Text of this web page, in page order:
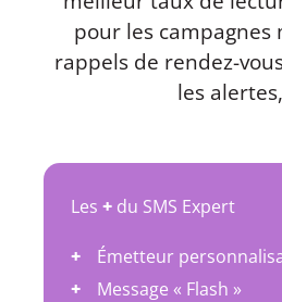
pour les campagnes
rappels de rendez-
les
Les + du SMS Expert
Émetteur
Message « Flash »